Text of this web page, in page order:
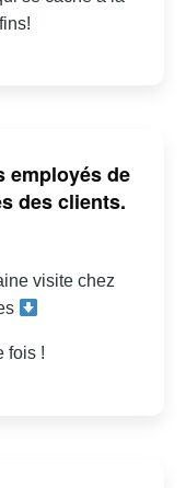
employés de
des clients.
visite chez
fois !